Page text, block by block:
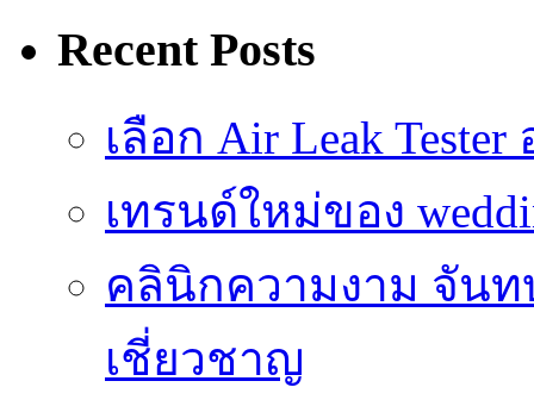
Recent Posts
เลือก Air Leak
เทรนด์ใหม่ของ
คลินิกความงาม จัน
เชี่ยวชาญ